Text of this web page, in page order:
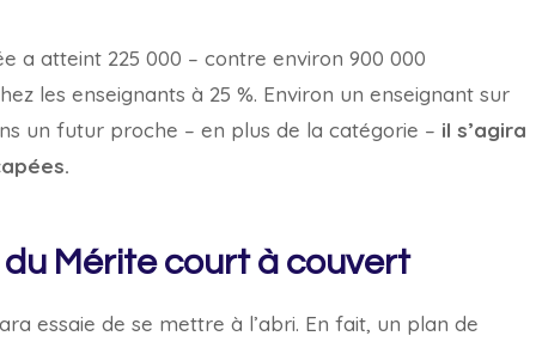
a atteint 225 000 – contre environ 900 000
les enseignants à 25 %. Environ un enseignant sur
un futur proche – en plus de la catégorie – il s’agira
Mérite court à couvert
essaie de se mettre à l’abri. En fait, un plan de